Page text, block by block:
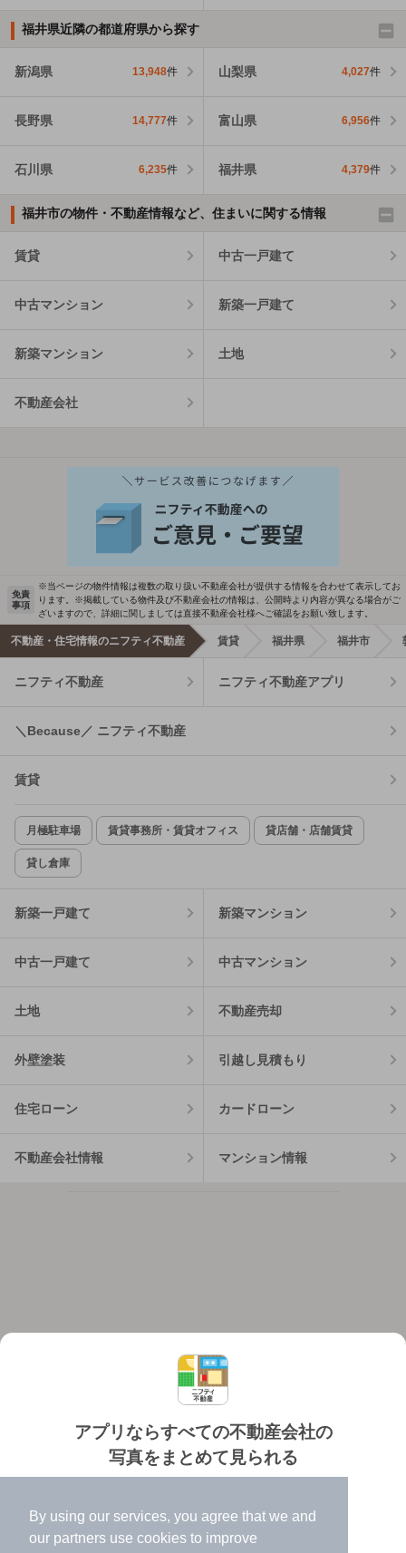
By using our services, you agree that we and
our partners use cookies to improve
福井県近隣の都道府県から探す
新潟県 13,948件 山梨県 4,027件
長野県 14,777件 富山県 6,956件
石川県 6,235件 福井県 4,379件
福井市の物件・不動産情報など、住まいに関する情報
賃貸 中古一戸建て
中古マンション 新築一戸建て
新築マンション 土地
不動産会社
アプリならすべての不動産会社の
写真をまとめて見られる
✔️
高速表示で似た物件も見つけやすい
✔️
便利な通知機能も充実
免責
事項
※当ページの物件情報は複数の取り扱い不動産会社が提供する情報を合わせて表示してお
ります。※掲載している物件及び不動産会社の情報は、公開時より内容が異なる場合がご
ざいますので、詳細に関しましては直接不動産会社様へご確認をお願い致します。
不動産・住宅情報のニフティ不動産 賃貸 福井県 福井市
ニフティ不動産 ニフティ不動産アプリ
＼Because／ ニフティ不動産
賃貸
月極駐車場 賃貸事務所・賃貸オフィス 貸店舗・店舗賃貸
貸し倉庫
新築一戸建て 新築マンション
中古一戸建て 中古マンション
土地 不動産売却
外壁塗装 引越し見積もり
住宅ローン カードローン
不動産会社情報 マンション情報
個人情報保護ポリシー 利用規約